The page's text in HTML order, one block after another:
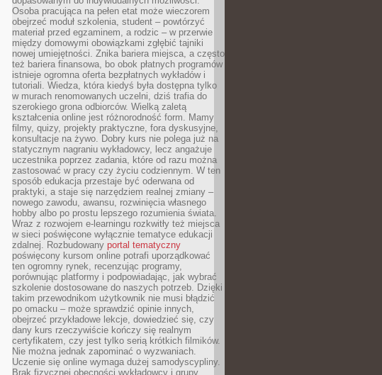
Osoba pracująca na pełen etat może wieczorem
obejrzeć moduł szkolenia, student – powtórzyć
materiał przed egzaminem, a rodzic – w przerwie
między domowymi obowiązkami zgłębić tajniki
nowej umiejętności. Znika bariera miejsca, a często
też bariera finansowa, bo obok płatnych programów
istnieje ogromna oferta bezpłatnych wykładów i
tutoriali. Wiedza, która kiedyś była dostępna tylko
w murach renomowanych uczelni, dziś trafia do
szerokiego grona odbiorców. Wielką zaletą
kształcenia online jest różnorodność form. Mamy
filmy, quizy, projekty praktyczne, fora dyskusyjne,
konsultacje na żywo. Dobry kurs nie polega już na
statycznym nagraniu wykładowcy, lecz angażuje
uczestnika poprzez zadania, które od razu można
zastosować w pracy czy życiu codziennym. W ten
sposób edukacja przestaje być oderwana od
praktyki, a staje się narzędziem realnej zmiany –
nowego zawodu, awansu, rozwinięcia własnego
hobby albo po prostu lepszego rozumienia świata.
Wraz z rozwojem e-learningu rozkwitły też miejsca
w sieci poświęcone wyłącznie tematyce edukacji
zdalnej. Rozbudowany portal tematyczny
poświęcony kursom online potrafi uporządkować
ten ogromny rynek, recenzując programy,
porównując platformy i podpowiadając, jak wybrać
szkolenie dostosowane do naszych potrzeb. Dzięki
takim przewodnikom użytkownik nie musi błądzić
po omacku – może sprawdzić opinie innych,
obejrzeć przykładowe lekcje, dowiedzieć się, czy
dany kurs rzeczywiście kończy się realnym
certyfikatem, czy jest tylko serią krótkich filmików.
Nie można jednak zapominać o wyzwaniach.
Uczenie się online wymaga dużej samodyscypliny.
Brak fizycznej obecności wykładowcy i grupy